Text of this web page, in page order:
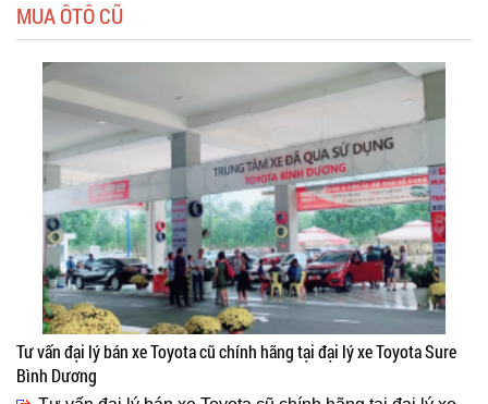
MUA ÔTÔ CŨ
Tư vấn đại lý bán xe Toyota cũ chính hãng tại đại lý xe Toyota Sure
Bình Dương